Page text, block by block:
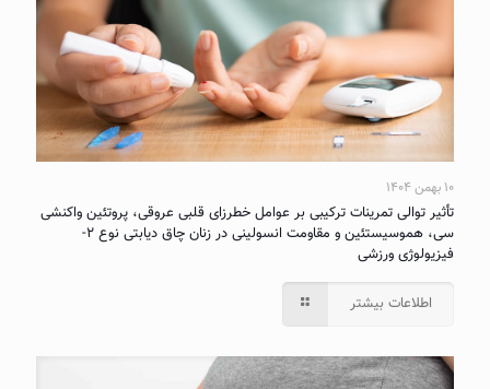
۱۰ بهمن ۱۴۰۴
تأثیر توالی تمرینات ترکیبی بر عوامل خطرزای قلبی عروقی، پروتئین واکنشی
سی، هموسیستئین و مقاومت انسولینی در زنان چاق دیابتی نوع ۲-
فیزیولوژی ورزشی
اطلاعات بیشتر